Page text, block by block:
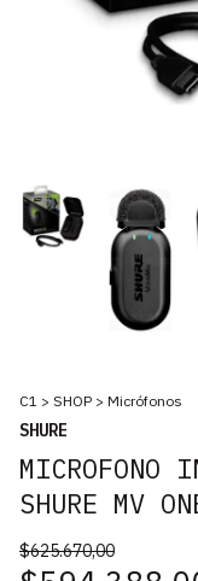
C1 > SHOP > Micrófonos
SHURE
MICROFONO
SHURE MV
$625.670,00